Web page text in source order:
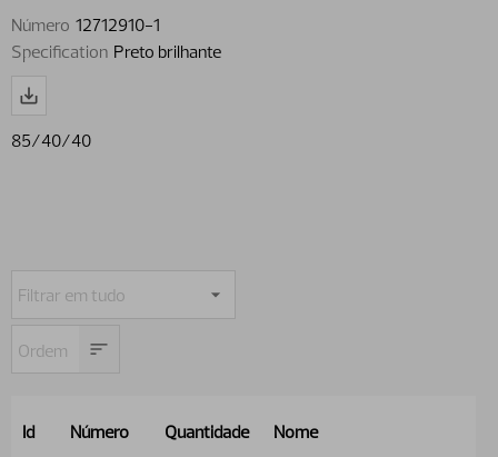
Número 12712910-1
Specification Preto brilhante
85/40/40
Id Número Quantidade Nome